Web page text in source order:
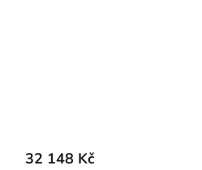
32 148 Kč